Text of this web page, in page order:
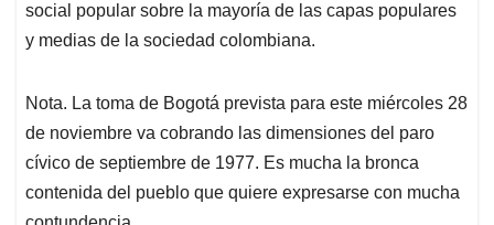
social popular sobre la mayoría de las capas populares
y medias de la sociedad colombiana.
Nota. La toma de Bogotá prevista para este miércoles 28
de noviembre va cobrando las dimensiones del paro
cívico de septiembre de 1977. Es mucha la bronca
contenida del pueblo que quiere expresarse con mucha